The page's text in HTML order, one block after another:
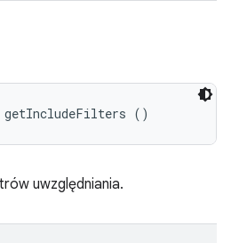
getIncludeFilters ()
uwzględniania.